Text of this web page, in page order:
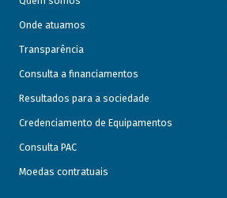
Onde atuamos
Transparência
Consulta a financiamentos
Resultados para a sociedade
Credenciamento de Equipamentos
Consulta PAC
Moedas contratuais